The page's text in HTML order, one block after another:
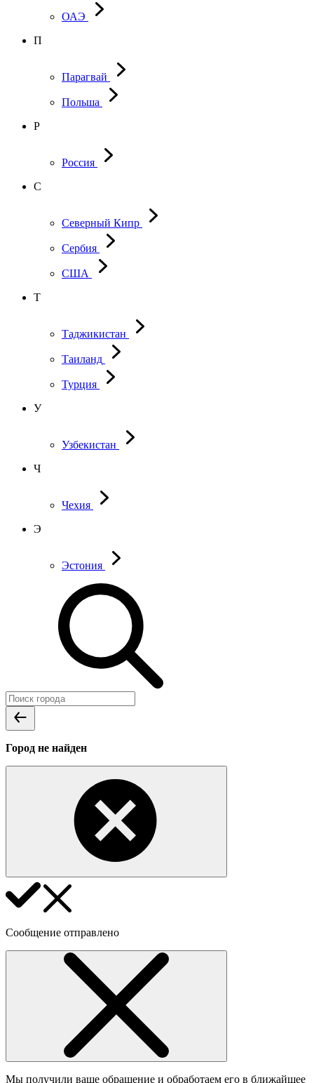
ОАЭ
П
Парагвай
Польша
Р
Россия
С
Северный Кипр
Сербия
США
Т
Таджикистан
Таиланд
Турция
У
Узбекистан
Ч
Чехия
Э
Эстония
Город не найден
Сообщение отправлено
Мы получили ваше обращение и обработаем его в ближайшее